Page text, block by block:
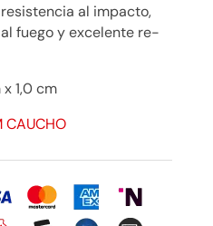
al impacto,
fuego y excelente re-
1,0 cm